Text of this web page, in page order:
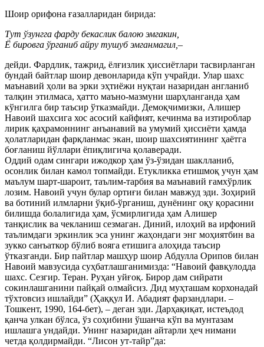
Шоир орифона ғазалларидан бирида:
Тут ўзунгга фарду бекаслик балою эмгакин,
Ё бировга ўрганиб айру тушуб эмганмагил,–
дейди. Фардлик, тажрид, ёлғизлик ҳиссиётлари тасвирланган
бундай байтлар шоир девонларида кўп учрайди. Улар шахс
маънавий ҳоли ва эрки эҳтиёжи нуқтаи назаридан англаниб
талқин этилмаса, ҳатто маъно-мазмуни шарҳланганда ҳам
кўнгилга бир таъсир ўтказмайди. Демоқчимизки, Алишер
Навоий шахсига хос асосий кайфият, кечинма ва изтироблар
лирик қаҳрамоннинг анъанавий ва умумий ҳиссиёти ҳамда
ҳолатларидан фарқланмас экан, шоир шахсиятининг ҳаётга
боғланиш йўллари ёпиқлигича қолаверади.
Оддий одам сингари ижодкор ҳам ўз-ўзидан шаклланиб,
осонлик билан камол топмайди. Етукликка етишмоқ учун ҳам
маълум шарт-шароит, таълим-тарбия ва маънавий ғамхўрлик
лозим. Навоий учун булар ортиғи билан мавжуд эди. Зоҳирий
ва ботиний илмларни ўқиб-ўрганиш, дунёнинг оқу қорасини
билишда болалигида ҳам, ўсмирлигида ҳам Алишер
танқислик ва чекланиш сезмаган. Диний, илоҳий ва ирфоний
таълимдаги эркинлик эса унинг жаҳондаги энг моҳиятбин ва
зукко санъаткор бўлиб вояга етишига алоҳида таъсир
ўтказганди. Бир пайтлар машҳур шоир Абдулла Орипов билан
Навоий мавзусида суҳбатлашганимизда: “Навоий фавқулодда
шахс. Сезгир. Теран. Руҳан уйғоқ. Бирор дам сийрати
сокинлашганини пайқай олмайсиз. Дид муҳташам корхонадай
тўхтовсиз ишлайди” (Ҳаққул И. Абадият фарзандлари. –
Тошкент, 1990, 164-бет), – деган эди. Дарҳақиқат, истеъдод
қанча улкан бўлса, ўз соҳибини ўшанча кўп ва мунтазам
ишлашга ундайди. Унинг назаридан айтарли ҳеч нимани
четда қолдирмайди. “Лисон ут-тайр”да: